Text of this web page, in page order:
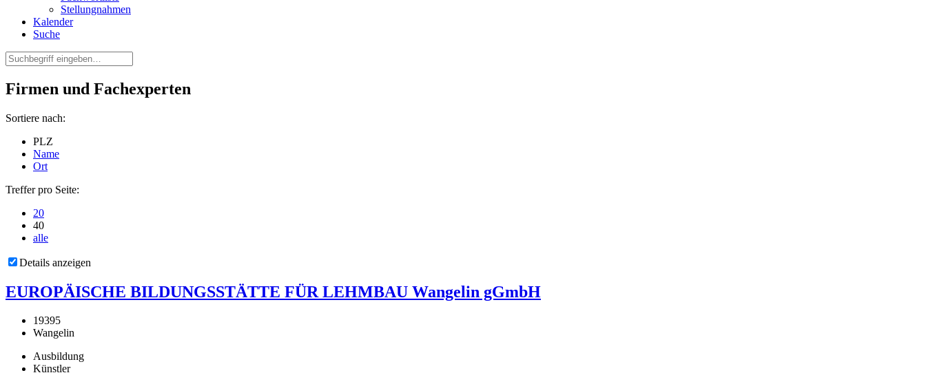
Stellungnahmen
Kalender
Suche
Firmen und Fachexperten
Sortiere nach:
PLZ
Name
Ort
Treffer pro Seite:
20
40
alle
Details anzeigen
EUROPÄISCHE BILDUNGSSTÄTTE FÜR LEHMBAU Wangelin gGmbH
19395
Wangelin
Ausbildung
Künstler